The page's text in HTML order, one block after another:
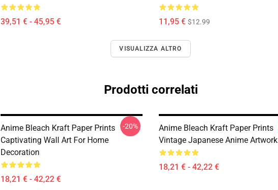
39,51 € - 45,95 € 11,95 € $12.99
VISUALIZZA ALTRO
Prodotti correlati
Anime Bleach Kraft Paper Prints
Captivating Wall Art For Home
Decoration
18,21 € - 42,22 €
-20%
Anime Bleach Kraft Paper Prints
Vintage Japanese Anime Artwork
18,21 € - 42,22 €